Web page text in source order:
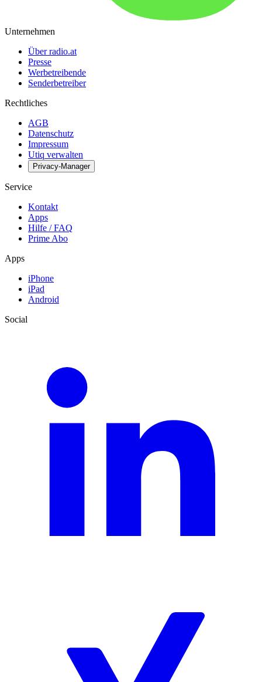
Unternehmen
Über radio.at
Presse
Werbetreibende
Senderbetreiber
Rechtliches
AGB
Datenschutz
Impressum
Utiq verwalten
Privacy-Manager
Service
Kontakt
Apps
Hilfe / FAQ
Prime Abo
Apps
iPhone
iPad
Android
Social